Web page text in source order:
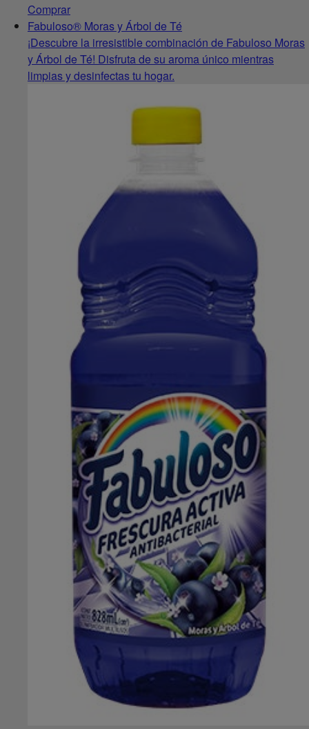
Comprar
Fabuloso® Moras y Árbol de Té
¡Descubre la irresistible combinación de Fabuloso Moras
y Árbol de Té! Disfruta de su aroma único mientras
limpias y desinfectas tu hogar.